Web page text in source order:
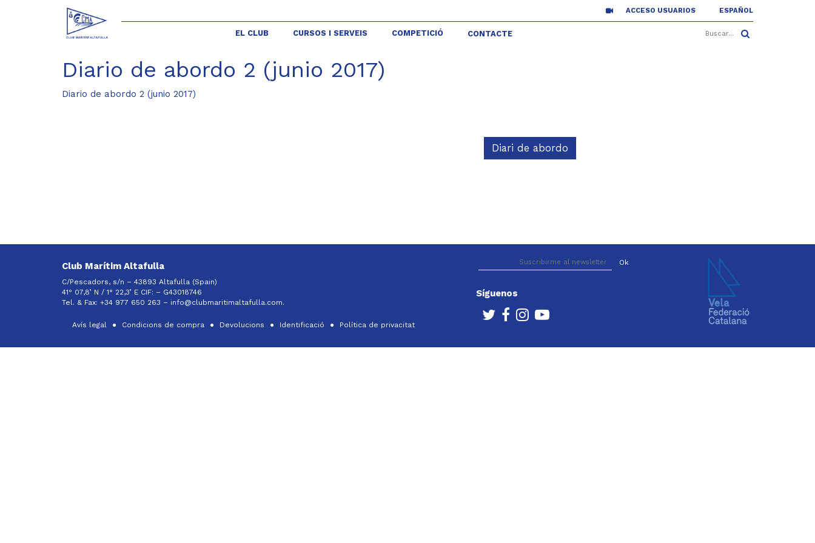
ACCESO USUARIOS ESPAÑOL
EL CLUB CURSOS I SERVEIS COMPETICIÓ CONTACTE
Diario de abordo 2 (junio 2017)
Diario de abordo 2 (junio 2017)
Diari de abordo
Club Marítim Altafulla
C/Pescadors, s/n – 43893 Altafulla (Spain)
41° 07,8’ N / 1° 22,3’ E CIF: – G43018746
Tel. & Fax: +34 977 650 263 – info@clubmaritimaltafulla.com.
Avís legal Condicions de compra Devolucions Identificació Política de privacitat
Síguenos